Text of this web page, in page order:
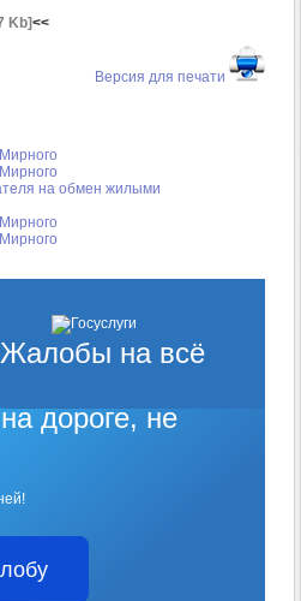
Kb]<<
Версия для печати
на обмен жилыми
Жалобы на всё
дороге, не